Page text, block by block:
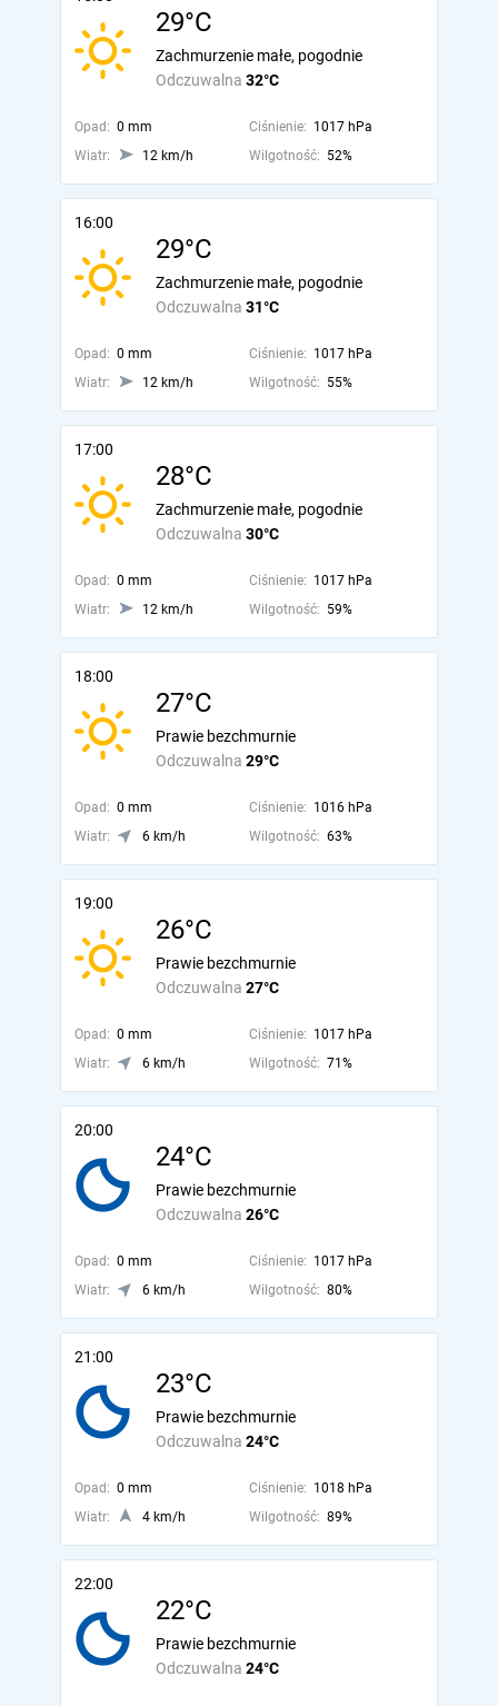
29°C
Odczuwalna 32°C
Zachmurzenie małe, pogodnie
Opad: 0 mm Ciśnienie: 1017 hPa
Wiatr:
12 km/h Wilgotność: 52%
16:00
29°C
Odczuwalna 31°C
Zachmurzenie małe, pogodnie
Opad: 0 mm Ciśnienie: 1017 hPa
Wiatr:
12 km/h Wilgotność: 55%
17:00
28°C
Odczuwalna 30°C
Zachmurzenie małe, pogodnie
Opad: 0 mm Ciśnienie: 1017 hPa
Wiatr:
12 km/h Wilgotność: 59%
18:00
27°C
Odczuwalna 29°C
Prawie bezchmurnie
Opad: 0 mm Ciśnienie: 1016 hPa
Wiatr:
6 km/h Wilgotność: 63%
19:00
26°C
Odczuwalna 27°C
Prawie bezchmurnie
Opad: 0 mm Ciśnienie: 1017 hPa
Wiatr:
6 km/h Wilgotność: 71%
20:00
24°C
Odczuwalna 26°C
Prawie bezchmurnie
Opad: 0 mm Ciśnienie: 1017 hPa
Wiatr:
6 km/h Wilgotność: 80%
21:00
23°C
Odczuwalna 24°C
Prawie bezchmurnie
Opad: 0 mm Ciśnienie: 1018 hPa
Wiatr:
4 km/h Wilgotność: 89%
22:00
22°C
Odczuwalna 24°C
Prawie bezchmurnie